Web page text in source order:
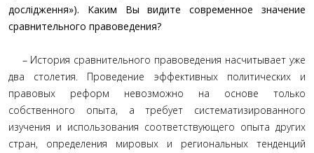
дослідження»). Каким Вы видите современное значение
сравнительного правоведения?
– История сравнительного правоведения насчитывает уже
два столетия. Проведение эффективных политических и
правовых реформ невозможно на основе только
собственного опыта, а требует систематизированного
изучения и использования соответствующего опыта других
стран, определения мировых и региональных тенденций